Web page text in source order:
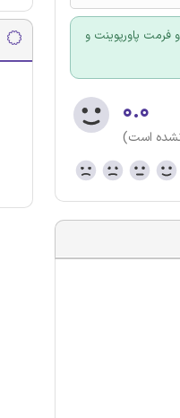
فرمت پاورپوینت و
۰.۰
نشده است)